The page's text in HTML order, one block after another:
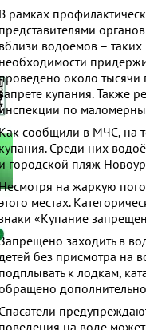
В рамках
представителями
вблизи водоемов –
необходимости
около
купания. Также
по
сообщили в МЧС, на
купания. Среди них
и городской пляж
на жаркую
местах.
«Купание
заходить в
без присмотра на
подплывать к лодкам,
Спасатели
поведения на воде